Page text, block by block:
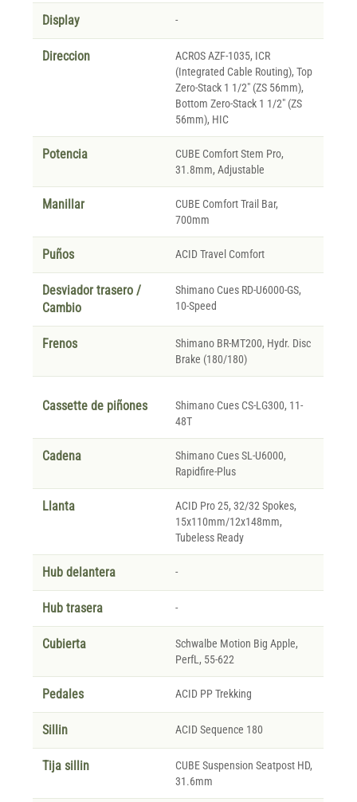
Display -
Direccion
ACROS AZF-1035, ICR
(Integrated Cable Routing), Top
Zero-Stack 1 1/2" (ZS 56mm),
Bottom Zero-Stack 1 1/2" (ZS
56mm), HIC
Potencia
CUBE Comfort Stem Pro,
31.8mm, Adjustable
Manillar
CUBE Comfort Trail Bar,
700mm
Puños ACID Travel Comfort
Desviador trasero /
Cambio
Shimano Cues RD-U6000-GS,
10-Speed
Frenos
Shimano BR-MT200, Hydr. Disc
Brake (180/180)
Cassette de piñones
Shimano Cues CS-LG300, 11-
48T
Cadena
Shimano Cues SL-U6000,
Rapidfire-Plus
Llanta
ACID Pro 25, 32/32 Spokes,
15x110mm/12x148mm,
Tubeless Ready
Hub delantera -
Hub trasera -
Cubierta
Schwalbe Motion Big Apple,
PerfL, 55-622
Pedales ACID PP Trekking
Sillin ACID Sequence 180
Tija sillin
CUBE Suspension Seatpost HD,
31.6mm